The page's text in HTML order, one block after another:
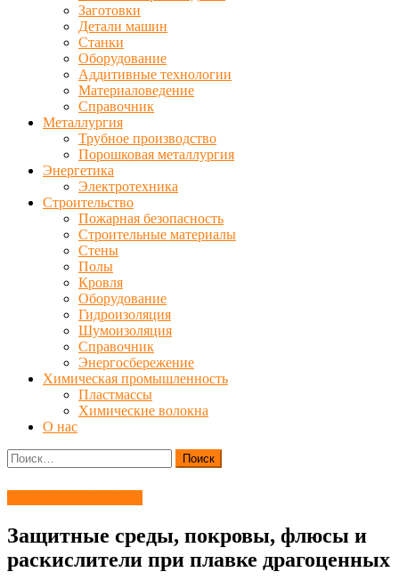
Заготовки
Детали машин
Станки
Оборудование
Аддитивные технологии
Материаловедение
Справочник
Металлургия
Трубное производство
Порошковая металлургия
Энергетика
Электротехника
Строительство
Пожарная безопасность
Строительные материалы
Стены
Полы
Кровля
Оборудование
Гидроизоляция
Шумоизоляция
Справочник
Энергосбережение
Химическая промышленность
Пластмассы
Химические волокна
О нас
Найти:
Защитные среды, покровы, флюсы и
раскислители при плавке драгоценных